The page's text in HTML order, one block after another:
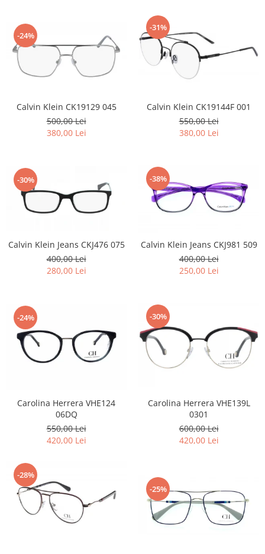
-24%
Calvin Klein CK19129 045
500,00 Lei
380,00 Lei
-31%
Calvin Klein CK19144F 001
550,00 Lei
380,00 Lei
-30%
Calvin Klein Jeans CKJ476 075
400,00 Lei
280,00 Lei
-38%
Calvin Klein Jeans CKJ981 509
400,00 Lei
250,00 Lei
-24%
Carolina Herrera VHE124
06DQ
550,00 Lei
420,00 Lei
-30%
Carolina Herrera VHE139L
0301
600,00 Lei
420,00 Lei
-28%
-25%